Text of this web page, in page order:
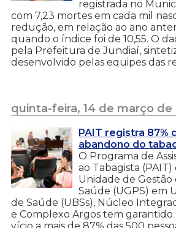
registrada no
com 7,23 mortes em cada mil
redução, em relação ao ano
quando o índice foi de 10,55. O
pela Prefeitura de Jundiaí,
desenvolvido pelas equipes das
quinta-feira, 14 de março de
PAIT registra 87%
abandono do
O Programa de
ao Tabagista
Unidade de
Saúde (UGPS) em
de Saúde (UBSs), Núcleo
e Complexo Argos tem garantido
vício a mais de 87% das 500